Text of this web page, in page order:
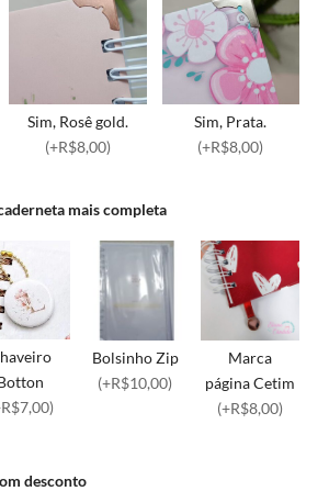
Sim, Rosê gold.
(+R$8,00)
Sim, Prata.
(+R$8,00)
mais completa
Bolsinho Zip
(+R$10,00)
Marca
página Cetim
(+R$8,00)
desconto